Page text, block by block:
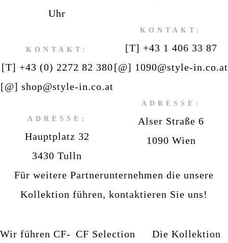
Uhr
KONTAKT:
[T] +43 (0) 2272 82 380
[@] shop@style-in.co.at
ADRESSE:
Hauptplatz 32
3430 Tulln
KONTAKT:
[T] +43 1 406 33 87
[@] 1090@style-in.co.at
ADRESSE:
Alser Straße 6
1090 Wien
Für weitere Partnerunternehmen die unsere
Kollektion führen, kontaktieren Sie uns!
Wir führen CF- CF Selection
Die Kollektion